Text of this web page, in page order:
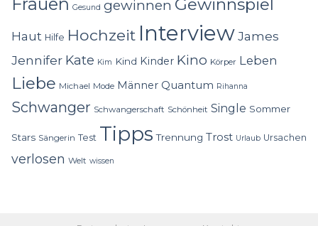
Gesund gewinnen Gewinnspiel
Haut Hilfe Hochzeit InterviewJames
Jennifer Kate Kim Kind Kinder Kino Körper Leben
Liebe Michael Mode Männer Quantum Rihanna
Schwanger Schwangerschaft Schönheit Single Sommer
Stars Sängerin Test Tipps Trennung Trost Urlaub Ursachen
verlosen Welt wissen